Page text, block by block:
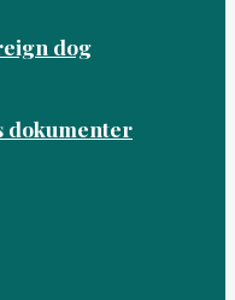
dog
dokumenter